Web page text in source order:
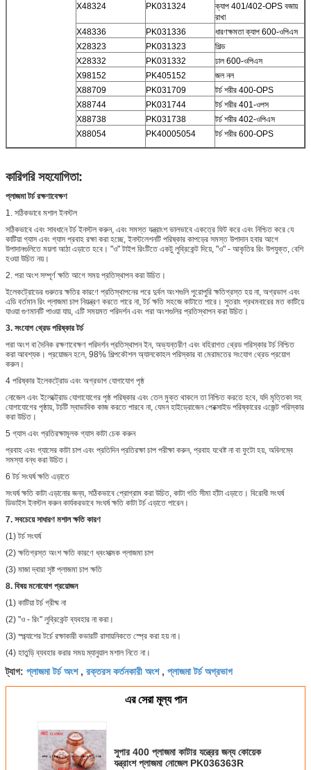
X48324
PK031324
ক্যাপ 401/402-OPS বজায়
রাখা
X48336
PK031336
ধারণক্ষমতা ক্যাপ 600-ওপিএস
X28323
PK031323
শিল্ড
X28332
PK031332
ঢাল 600-ওপিএস
X98152
PK405152
জল নল
X88709
PK031709
টর্চ শরীর 400-OPS
X88744
PK031744
টর্চ শরীর 401-ওপস
X88738
PK031738
টর্চ শরীর 402-ওপিএস
X88054
PK40005054 টর্চ শরীর 600-OPS
কারিগরি সহযোগিতা:
প্লাজমা টর্চ রক্ষণাবেক্ষণ
1. সঠিকভাবে মশাল ইনস্টল
সঠিকভাবে এবং সাবধানে টর্চ ইনস্টল করুন, এবং সমস্ত যন্ত্রাংশ ভালভাবে একত্রে ফিট করে এবং নিশ্চিত করে যে
কাটিয়া গ্যাস এবং গ্যাস প্রবাহ রক্ষা করা হচ্ছে, ইনস্টলেশনটি পরিষ্কার কাপড়ের সমস্ত উপাদান হবার আগে
উপাদানগুলিতে ময়লা আঠা এড়াতে হবে। "ও" টাইপ রিংটিতে একটু লুব্রিকেন্ট দিয়ে, "ও" - আকৃতির রিং উপযুক্ত, বেশি
হওয়া উচিত নয়।
2. পরা অংশ সম্পূর্ণ ক্ষতি আগে সময় প্রতিস্থাপন করা উচিত।
ইলেকট্রোডের গুরুতর ক্ষতির কারণে প্রতিস্থাপনের পরে দুর্বল অংশগুলি পুরোপুরি ক্ষতিগ্রস্ত হয় না, অগ্রভাগ এবং
এডি বর্তমান রিং প্লাজমা চাপ নিয়ন্ত্রণ করতে পারে না, টর্চ ক্ষতি সহজে কাটাতে পারে। সুতরাং প্রথমবারের মত কাটিয়ে
যাওয়া গুণমানটি পাওয়া যায়, এটি সময়মত পরিদর্শন এবং পরা অংশগুলির প্রতিস্থাপন করা উচিত।
3. সংযোগ থ্রেড পরিষ্কার টর্চ
পরা অংশ বা দৈনিক রক্ষণাবেক্ষণ পরিদর্শন প্রতিস্থাপন ইন, অভ্যন্তরীণ এবং বহিরাগত থ্রেড পরিস্কার টর্চ নিশ্চিত
করা আবশ্যক। প্রয়োজন হলে, 98% শিল্পকৌশল অ্যালকোহল পরিস্কার বা মেরামতের সংযোগ থ্রেড প্রয়োগ
করুন।
4 পরিষ্কার ইলেকট্রোড এবং অগ্রভাগ যোগাযোগ পৃষ্ঠ
নোজেল এবং ইলেক্ট্রোড যোগাযোগের পৃষ্ঠ পরিষ্কার এবং তেল মুক্ত থাকলে তা নিশ্চিত করতে হবে, যদি মৃত্তিকা সহ
যোগাযোগের পৃষ্ঠায়, টর্চটি স্বাভাবিক কাজ করতে পারবে না, যেমন হাইড্রোজেন পেরক্সাইড পরিষ্কারের এজেন্ট পরিস্কার
করা উচিত।
5 গ্যাস এবং প্রতিরক্ষামূলক গ্যাস কাটা চেক করুন
প্রবাহ এবং গ্যাসের কাটা চাপ এবং প্রতিদিন প্রতিরক্ষা চাপ পরীক্ষা করুন, প্রবাহ যথেষ্ট না বা ফুটো হয়, অবিলম্বে
সমস্যা বন্ধ করা উচিত।
6 টর্চ সংঘর্ষ ক্ষতি এড়াতে
সংঘর্ষ ক্ষতি কাটা এড়ানোর জন্য, সঠিকভাবে প্রোগ্রাম করা উচিত, কাটা গতি সীমা হাঁটা এড়াতে। বিরোধী সংঘর্ষ
ডিভাইস ইনস্টল করুন কার্যকরভাবে সংঘর্ষ ক্ষতি কাটা টর্চ এড়াতে পারেন।
7. সবচেয়ে সাধারণ মশাল ক্ষতি কারণ
(1) টর্চ সংঘর্ষ
(2) ক্ষতিগ্রস্ত অংশ ক্ষতি কারণে ধ্বংসাত্মক প্লাজমা চাপ
(3) মাজা দ্বারা সৃষ্ট প্লাজমা চাপ ক্ষতি
8. বিষয় মনোযোগ প্রয়োজন
(1) কাটিয়া টর্চ গ্রীষ্ম না
(2) "ও - রিং" লুব্রিকেন্ট ব্যবহার না করা।
(3) স্প্ল্যাশের টর্চে রক্ষাকারী কভারটি রাসায়নিকতে স্প্রে করা হয় না।
(4) হাতুড়ি ব্যবহার করার সময় ম্যানুয়াল মশাল নিতে না।
ট্যাগ: প্লাজমা টর্চ অংশ, রক্তরস কর্তনকারী অংশ, প্লাজমা টর্চ অগ্রভাগ
এর সেরা মূল্য পান
সুপার 400 প্লাজমা কাটার যন্ত্রের জন্য কোয়েক
যন্ত্রাংশ প্লাজমা নোজেল PK036363R